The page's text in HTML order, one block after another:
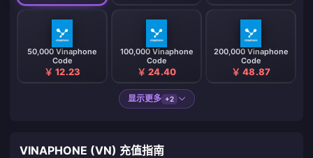
50,000 Vinaphone
Code
￥ 12.23
100,000 Vinaphone
Code
￥ 24.40
200,000 Vinaphone
Code
￥ 48.87
显示更多 +2
VINAPHONE (VN) 充值指南